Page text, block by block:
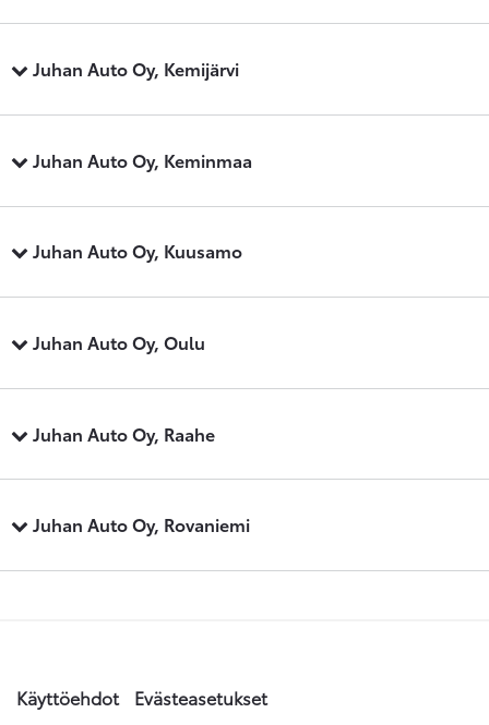
Juhan Auto Oy, Kemijärvi
Juhan Auto Oy, Keminmaa
Juhan Auto Oy, Kuusamo
Juhan Auto Oy, Oulu
Juhan Auto Oy, Raahe
Juhan Auto Oy, Rovaniemi
Käyttöehdot
Evästeasetukset